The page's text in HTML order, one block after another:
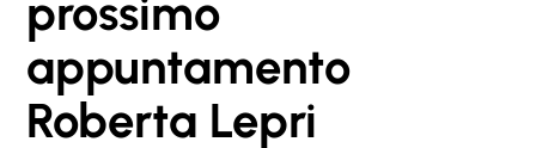
prossimo
appuntamento
Roberta Lepri